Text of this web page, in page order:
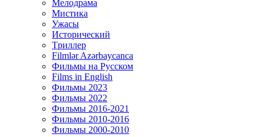
Мелодрама
Мистика
Ужасы
Исторический
Tриллер
Filmlər Azərbaycanca
Фильмы на Русском
Films in English
Фильмы 2023
Фильмы 2022
Фильмы 2016-2021
Фильмы 2010-2016
Фильмы 2000-2010